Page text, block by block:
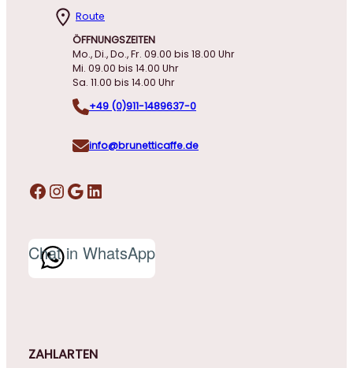
Route
ÖFFNUNGSZEITEN
Mo., Di., Do., Fr. 09.00 bis 18.00 Uhr
Mi. 09.00 bis 14.00 Uhr
Sa. 11.00 bis 14.00 Uhr
+49 (0)911-1489637-0
info@brunetticaffe.de
Facebook InstagramGoogle LinkedIn
Chat in WhatsApp
ZAHLARTEN